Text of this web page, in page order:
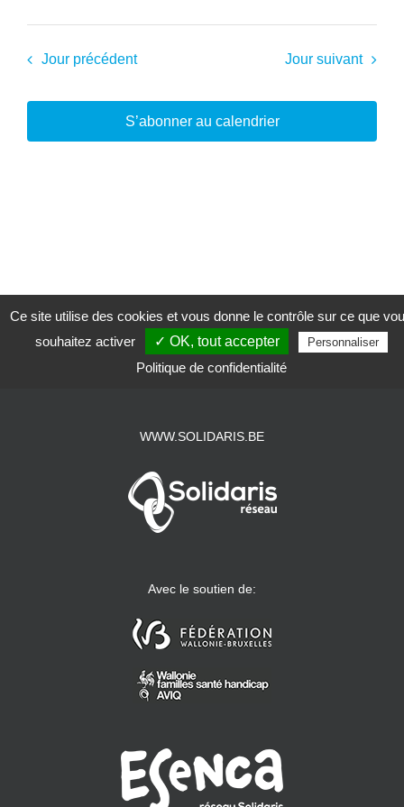
Jour précédent Jour suivant
S’abonner au calendrier
WWW.SOLIDARIS.BE
Avec le soutien de:
Ce site utilise des cookies et vous donne le contrôle sur ce que
souhaitez activer
✓ OK, tout accepter Personnaliser
Politique de confidentialité